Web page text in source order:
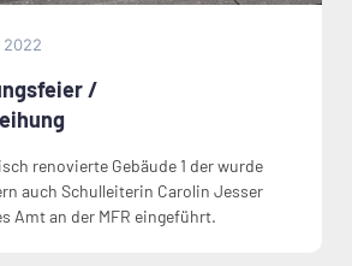
2022
/
renovierte Gebäude 1 der wurde
auch Schulleiterin Carolin Jesser
Amt an der MFR eingeführt.